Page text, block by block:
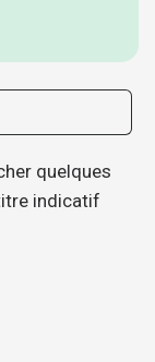
quelques
indicatif